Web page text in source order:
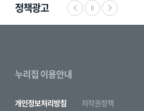
정책광고
누리집 이용안내
개인정보처리방침
저작권정책